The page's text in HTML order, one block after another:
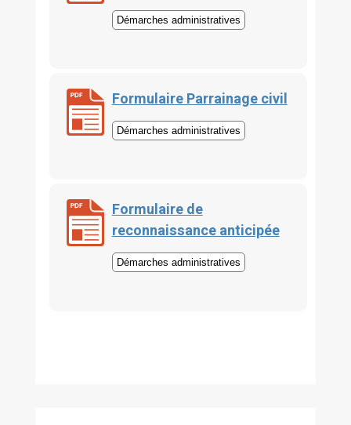
Démarches administratives
Formulaire Parrainage civil
Démarches administratives
Formulaire de
reconnaissance anticipée
Démarches administratives